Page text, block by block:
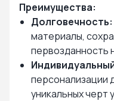
Преимущества:
Долговечность:
материалы,
первозданность
персонализации
уникальных черт